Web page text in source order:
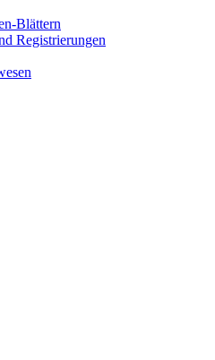
Blättern
Registrierungen